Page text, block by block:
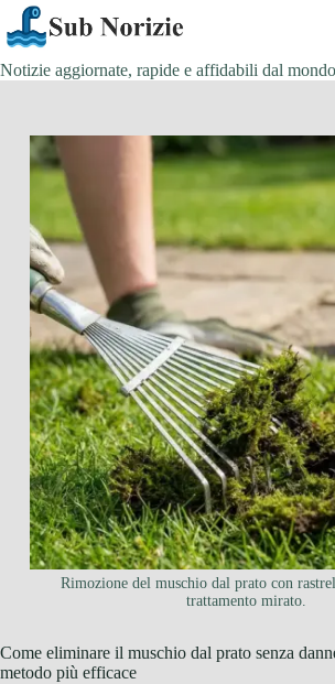
Salta
al
contenuto
Notizie aggiornate, rapide e affidabili dal mondo
Rimozione del muschio dal prato con
trattamento mirato.
Come eliminare il muschio dal prato senza
metodo più efficace